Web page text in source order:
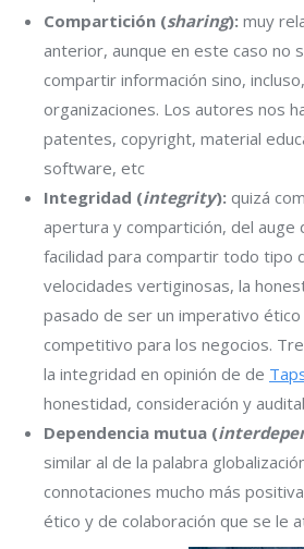
Compartición (sharing): muy
anterior, aunque en este caso no
compartir información sino,
organizaciones. Los autores nos
patentes, copyright, material
software, etc
Integridad (integrity): quizá
apertura y compartición, del auge
facilidad para compartir todo tipo
velocidades vertiginosas, la
pasado de ser un imperativo
competitivo para los negocios.
la integridad en opinión de de
honestidad, consideración y
Dependencia mutua (
similar al de la palabra
connotaciones mucho más
ético y de colaboración que se le